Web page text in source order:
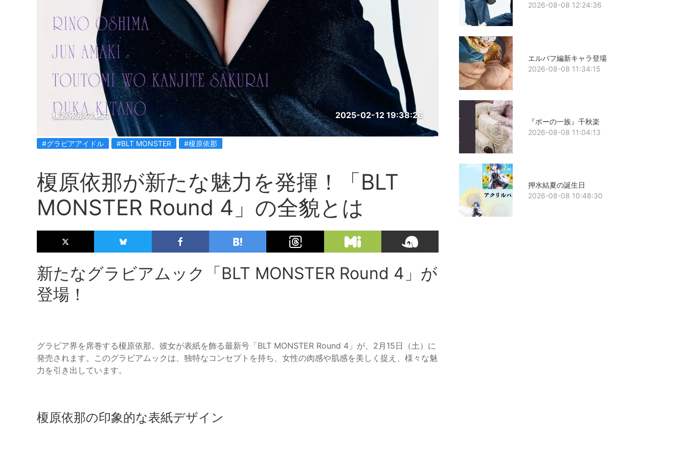
榎原依那の魅力 2025-02-12 19:38:26
#グラビアアイドル #BLT MONSTER #榎原依那
榎原依那が新たな魅力を発揮！「BLT
MONSTER Round 4」の全貌とは
新たなグラビアムック「BLT MONSTER Round 4」が
登場！
グラビア界を席巻する榎原依那。彼女が表紙を飾る最新号「BLT MONSTER Round 4」が、2月15日（土）に
発売されます。このグラビアムックは、独特なコンセプトを持ち、女性の肉感や肌感を美しく捉え、様々な魅
力を引き出しています。
榎原依那の印象的な表紙デザイン
2026-08-08 12:24:36
エルバフ編新キャラ登場
2026-08-08 11:34:15
『ポーの一族』千秋楽
2026-08-08 11:04:13
押水結夏の誕生日
2026-08-08 10:48:30